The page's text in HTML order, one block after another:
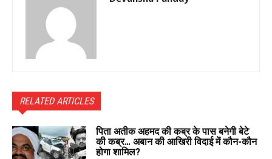
RELATED ARTICLES
पिता अतीक अहमद की कब्र के पास बनेगी बेटे
की कब्र… अबान की आखिरी विदाई में कौन-कौन
होगा शामिल?